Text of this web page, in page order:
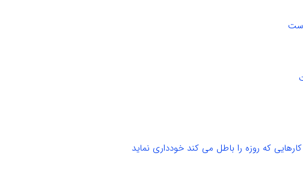
که روزه را باطل می کند خودداری نماید